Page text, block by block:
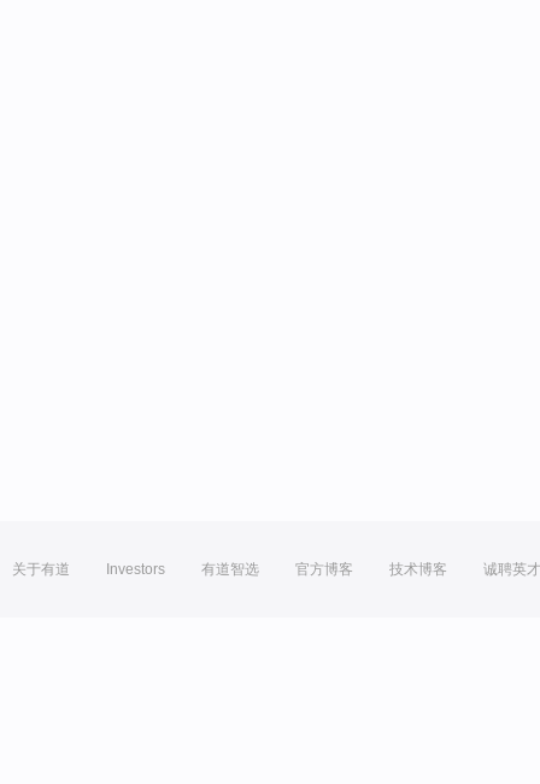
关于有道 Investors 有道智选 官方博客 技术博客 诚聘英才